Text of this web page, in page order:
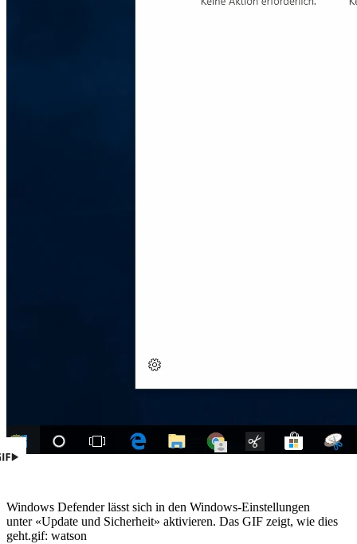
Windows Defender lässt sich in den Windows-Einstellungen
unter «Update und Sicherheit» aktivieren. Das GIF zeigt, wie dies
geht.gif: watson